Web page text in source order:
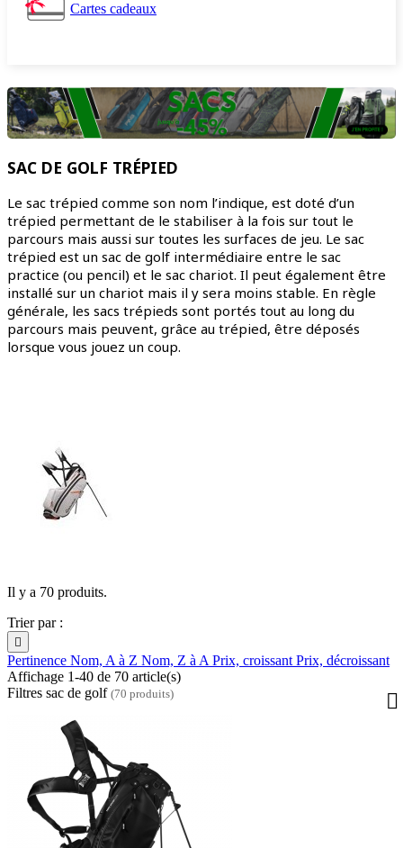
Cartes cadeaux
SAC DE GOLF TRÉPIED
Le sac trépied comme son nom l’indique, est doté d’un
trépied permettant de le stabiliser à la fois sur tout le
parcours mais aussi sur toutes les surfaces de jeu. Le sac
trépied est un sac de golf intermédiaire entre le sac
practice (ou pencil) et le sac chariot. Il peut également être
installé sur un chariot mais il y sera moins stable. En règle
générale, les sacs trépieds sont portés tout au long du
parcours mais peuvent, grâce au trépied, être déposés
lorsque vous jouez un coup.
Il y a 70 produits.
Trier par :

Pertinence Nom, A à Z Nom, Z à A Prix, croissant Prix, décroissant
Affichage 1-40 de 70 article(s)
Filtres sac de golf (70 produits)